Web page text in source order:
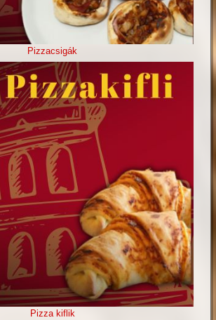
Pizzacsigák
Pizza kiflik